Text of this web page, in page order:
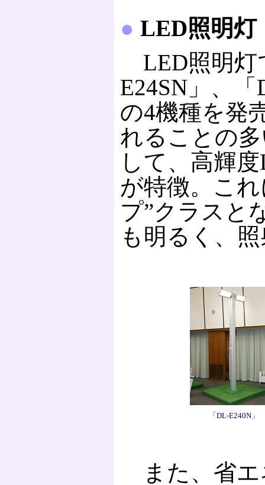
● LED照明灯
LED照明灯
E24SN」、
の4機種を発
れることの
して、高輝
が特徴。こ
プ”クラスと
も明るく、
「DL-E240N」
また、省エ